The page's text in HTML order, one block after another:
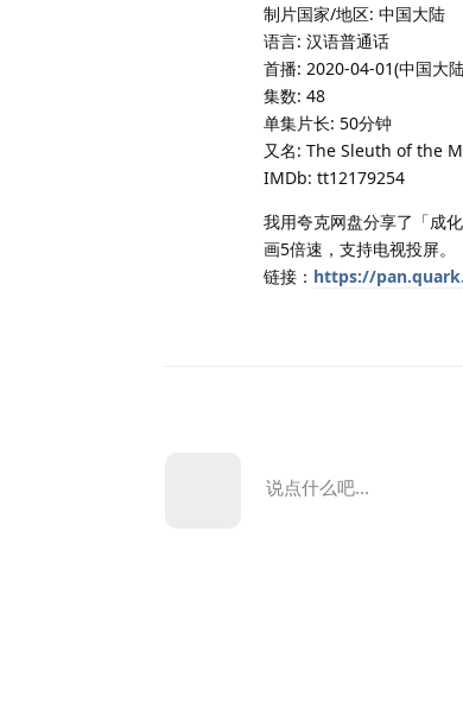
制片国家/地区: 中国大陆
语言: 汉语普通话
首播: 2020-04-01(中国大
集数: 48
单集片长: 50分钟
又名: The Sleuth of the
IMDb: tt12179254
我用夸克网盘分享了「成
画5倍速，支持电视投屏。
链接： https://
说点什么吧...